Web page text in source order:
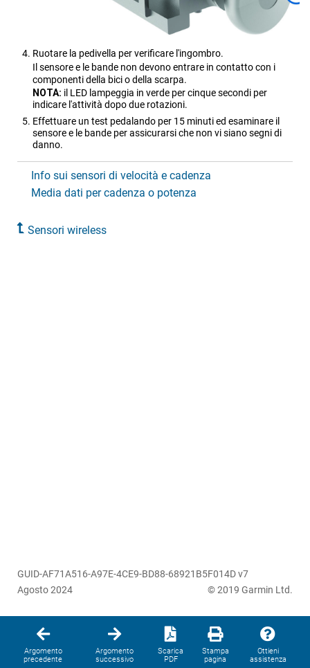
Ruotare la pedivella per verificare l'ingombro.
Il sensore e le bande non devono entrare in contatto con i
componenti della bici o della scarpa.
NOTA: il LED lampeggia in verde per cinque secondi per
indicare l'attività dopo due rotazioni.
Effettuare un test pedalando per 15 minuti ed esaminare il
sensore e le bande per assicurarsi che non vi siano segni di
danno.
Info sui sensori di velocità e cadenza
Media dati per cadenza o potenza
Sensori wireless
GUID-AF71A516-A97E-4CE9-BD88-68921B5F014D v7
Agosto 2024
© 2019 Garmin Ltd.
Argomento
precedente
Argomento
successivo
Scarica
PDF
Stampa
pagina
Ottieni
assistenza